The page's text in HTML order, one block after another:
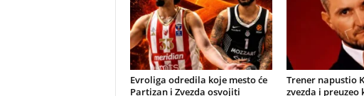
Evroliga odredila koje mesto će
Partizan i Zvezda osvojiti
Trener napustio
zvezda i preuzeo